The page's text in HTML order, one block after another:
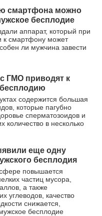
смартфона можно
бесплодие
аппарат, который при
к смартфону может
ли мужчина завести
ГМО приводят к
содержится большая
которые пагубно
сперматозоидов и
количество в несколько
еще одну
бесплодия
повышается
частиц мусора,
а также
углеводов, качество
снижается,
бесплодие